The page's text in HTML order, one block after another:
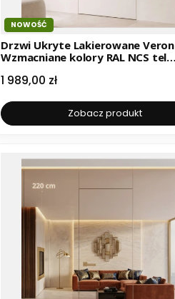
NOWOŚĆ
Drzwi Ukryte Lakierowane Veron
Wzmacniane kolory RAL NCS tel
Cena
1 989,00 zł
Zobacz produkt